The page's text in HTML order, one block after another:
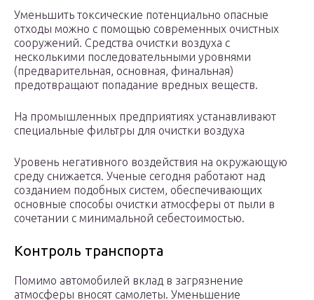
Уменьшить токсические потенциально опасные
отходы можно с помощью современных очистных
сооружений. Средства очистки воздуха с
несколькими последовательными уровнями
(предварительная, основная, финальная)
предотвращают попадание вредных веществ.
На промышленных предприятиях устанавливают
специальные фильтры для очистки воздуха
Уровень негативного воздействия на окружающую
среду снижается. Ученые сегодня работают над
созданием подобных систем, обеспечивающих
основные способы очистки атмосферы от пыли в
сочетании с минимальной себестоимостью.
Контроль транспорта
Помимо автомобилей вклад в загрязнение
атмосферы вносят самолеты. Уменьшение